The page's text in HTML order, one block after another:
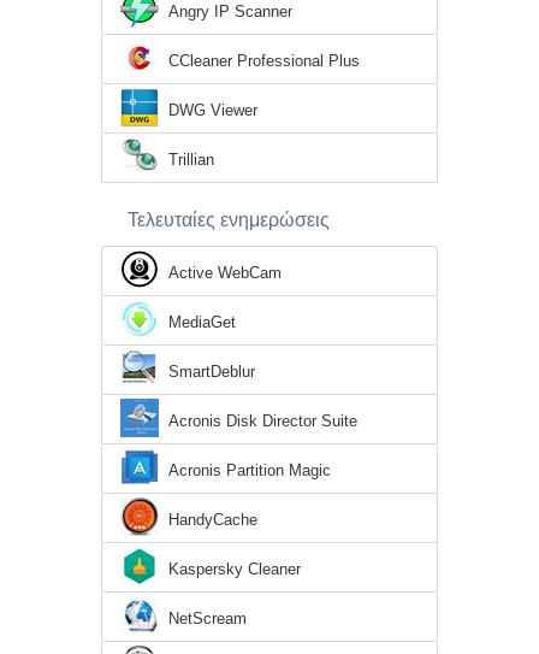
Angry IP Scanner
CCleaner Professional Plus
DWG Viewer
Trillian
Τελευταίες ενημερώσεις
Active WebCam
MediaGet
SmartDeblur
Acronis Disk Director Suite
Acronis Partition Magic
HandyCache
Kaspersky Cleaner
NetScream